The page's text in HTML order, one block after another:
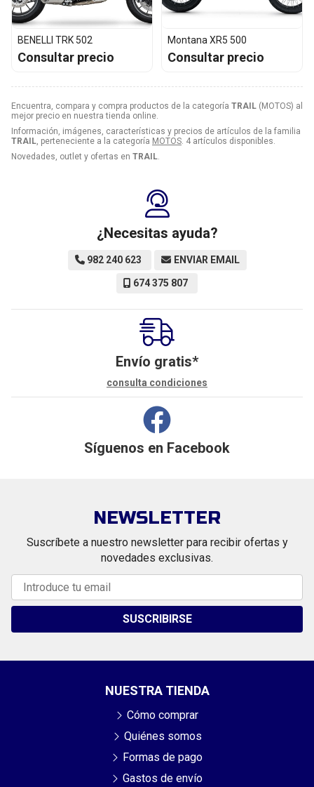
Encuentra, compara y compra productos de la categoría TRAIL (MOTOS) al
mejor precio en nuestra tienda online.
Información, imágenes, características y precios de artículos de la familia
TRAIL, perteneciente a la categoría MOTOS. 4 artículos disponibles.
Novedades, outlet y ofertas en TRAIL.
BENELLI TRK 502
Consultar precio
Montana XR5 500
Consultar precio
¿Necesitas ayuda?
982 240 623 ENVIAR EMAIL
674 375 807
Envío gratis*
consulta condiciones
Síguenos en Facebook
NEWSLETTER
Suscríbete a nuestro newsletter para recibir ofertas y
novedades exclusivas.
SUSCRIBIRSE
NUESTRA TIENDA
Cómo comprar
Quiénes somos
Formas de pago
Gastos de envío